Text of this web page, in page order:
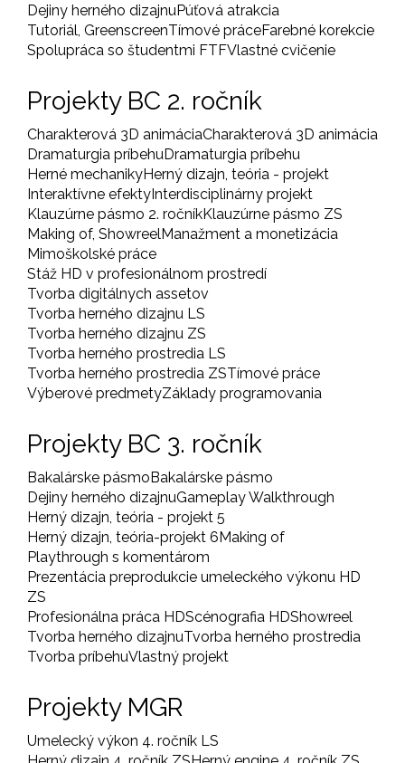
Dejiny herného dizajnuPúťová atrakcia
Tutoriál, GreenscreenTímové práceFarebné korekcie
Spolupráca so študentmi FTFVlastné cvičenie
Projekty BC 2. ročník
Charakterová 3D animáciaCharakterová 3D animácia
Dramaturgia príbehuDramaturgia príbehu
Herné mechanikyHerný dizajn, teória - projekt
Interaktívne efektyInterdisciplinárny projekt
Klauzúrne pásmo 2. ročníkKlauzúrne pásmo ZS
Making of, ShowreelManažment a monetizácia
Mimoškolské práce
Stáž HD v profesionálnom prostredí
Tvorba digitálnych assetov
Tvorba herného dizajnu LS
Tvorba herného dizajnu ZS
Tvorba herného prostredia LS
Tvorba herného prostredia ZSTímové práce
Výberové predmetyZáklady programovania
Projekty BC 3. ročník
Bakalárske pásmoBakalárske pásmo
Dejiny herného dizajnuGameplay Walkthrough
Herný dizajn, teória - projekt 5
Herný dizajn, teória-projekt 6Making of
Playthrough s komentárom
Prezentácia preprodukcie umeleckého výkonu HD
ZS
Profesionálna práca HDScénografia HDShowreel
Tvorba herného dizajnuTvorba herného prostredia
Tvorba príbehuVlastný projekt
Projekty MGR
Umelecký výkon 4. ročník LS